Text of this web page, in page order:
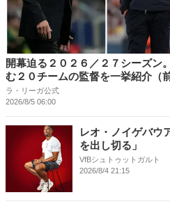
開幕迫る２０２６／２７シーズン
む２０チームの監督を一挙紹介（前
ラ・リーガ公式
2026/8/5 06:00
レオ・ノイゲバウ
を出し切る」
VfBシュトゥットガルト
2026/8/4 21:15